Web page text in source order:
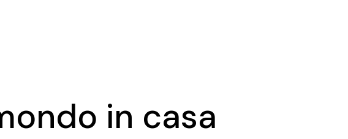
in casa